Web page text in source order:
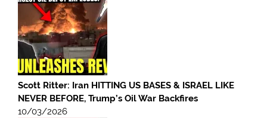
Scott Ritter: Iran HITTING US BASES & ISRAEL LIKE
NEVER BEFORE, Trump’s Oil War Backfires
10/03/2026